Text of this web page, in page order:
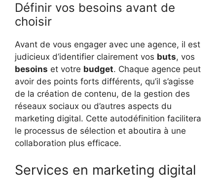
Définir vos besoins avant de
choisir
Avant de vous engager avec une agence, il est
judicieux d’identifier clairement vos buts, vos
besoins et votre budget. Chaque agence peut
avoir des points forts différents, qu’il s’agisse
de la création de contenu, de la gestion des
réseaux sociaux ou d’autres aspects du
marketing digital. Cette autodéfinition facilitera
le processus de sélection et aboutira à une
collaboration plus efficace.
Services en marketing digital